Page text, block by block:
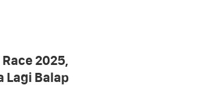
2025,
Lagi Balap